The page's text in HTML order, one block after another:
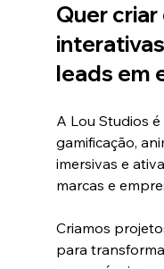
Quer
leads em
A Lou Studios
gamificação,
imersivas e
marcas e
Criamos
para